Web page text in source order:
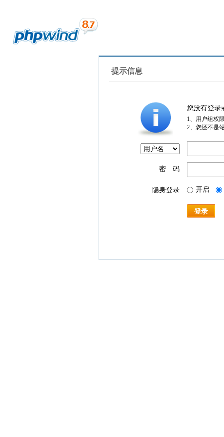
提示信息
您没有登录
1、用户组权
2、您还不是
密 码
隐身登录 开启
登录